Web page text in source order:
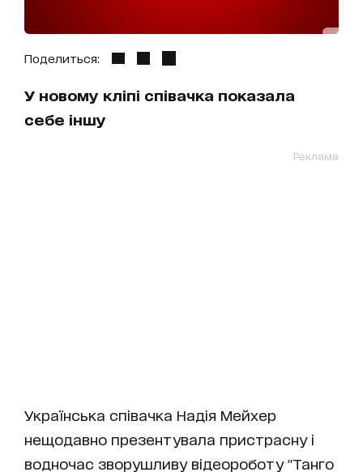
Поделиться:
У новому кліпі співачка показала
себе іншу
Реклама
Українська співачка Надія Мейхер
нещодавно презентувала пристрасну і
водночас зворушливу відеороботу "Танго